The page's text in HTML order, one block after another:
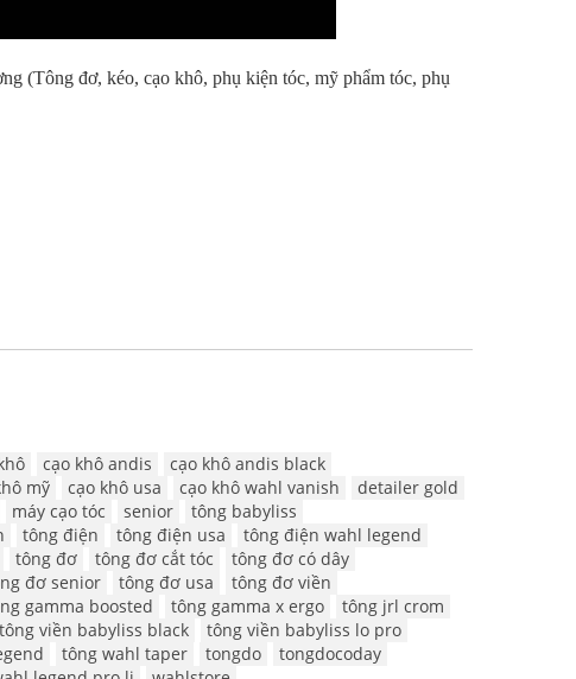
(Tông đơ, kéo, cạo khô, phụ kiện tóc, mỹ phẩm tóc, phụ
cạo khô andis
cạo khô andis black
mỹ cạo khô usa cạo khô wahl vanish
detailer gold
máy cạo tóc senior
tông babyliss
tông điện tông điện usa
tông điện wahl legend
tông đơ tông đơ cắt tóc
tông đơ có dây
đơ senior tông đơ usa
tông đơ viền
gamma boosted tông gamma x ergo
tông jrl crom
tông viền babyliss black
tông viền babyliss lo pro
tông wahl taper tongdo
tongdocoday